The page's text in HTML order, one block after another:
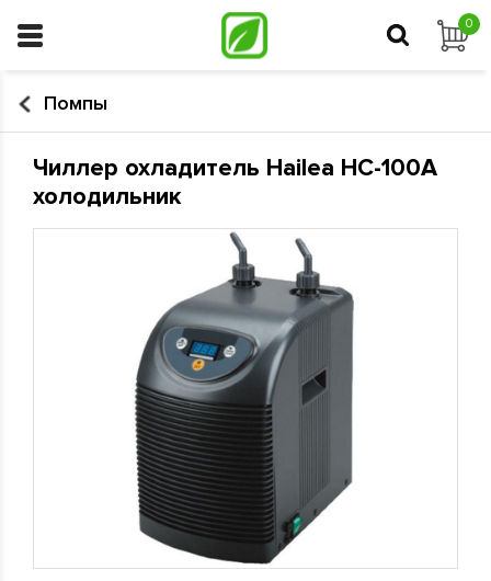
0
Помпы
Чиллер охладитель Hailea HC-100A
холодильник